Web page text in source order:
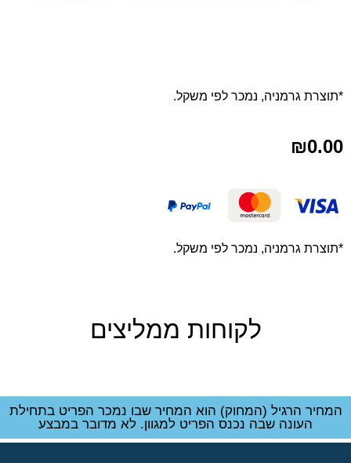
*תוצרת גרמניה, נמכר לפי משקל.
₪0.00
*תוצרת גרמניה, נמכר לפי משקל.
לקוחות ממליצים
המחיר הרגיל (המחוק) הוא המחיר שבו נמכר הפריט בתחילת
העונה שבה נכנס הפריט למגוון. לא מדובר במבצע